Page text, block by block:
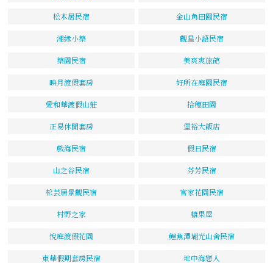
松木居民宿 金山角田園民宿
湘緣小築 觀星小語民宿
築園民宿 美爽爽旅館
映月渡假套房 好所在庭園民宿
愛和華渡假山莊 拾穗田園
正易休閒套房 堡裕大飯店
戲海民宿 假日民宿
山之谷民宿 芬芳民宿
松芸居景觀民宿 官家花園民宿
村野之家 糖果屋
悅庭渡假花園 鯉魚潭瑚光山舍民宿
東華假期套房民宿 地中海戀人